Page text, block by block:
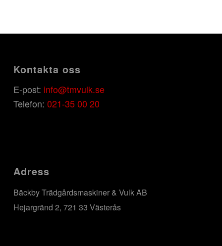
Kontakta oss
E-post: info@tmvulk.se
Telefon: 021-35 00 20
Adress
Bäckby Trädgårdsmaskiner & Vulk AB
Hejargränd 2, 721 33 Västerås